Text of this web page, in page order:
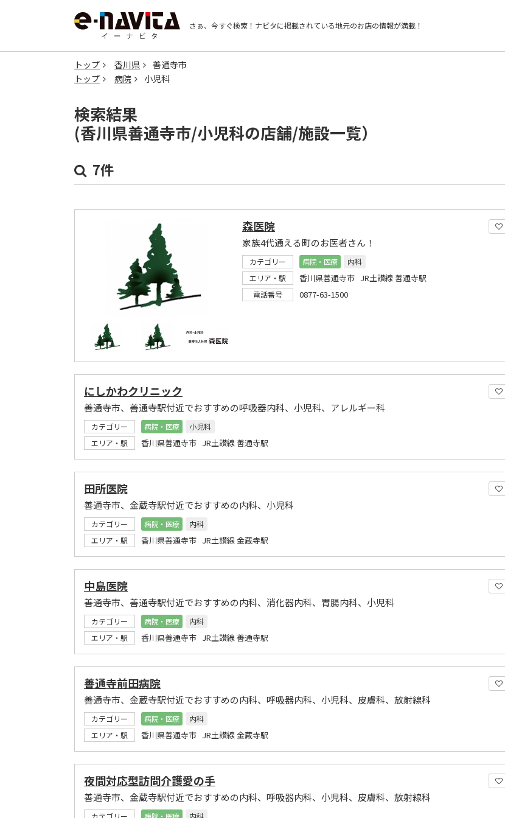
さぁ、今すぐ検索！ ナビタに掲載されている地元のお店の情報が満載！
トップ 香川県
善通寺市
トップ
病院 小児科
検索結果
(香川県善通寺市/小児科の店舗/施設一覧）
7件
森医院
家族4代通える町のお医者さん！
カテゴリー 病院・医療
内科
エリア・駅
香川県善通寺市 JR土讃線 善通寺駅
電話番号 0877-63-1500
にしかわクリニック
善通寺市、善通寺駅付近でおすすめの呼吸器内科、小児科、アレルギー科
カテゴリー 病院・医療
小児科
エリア・駅
香川県善通寺市 JR土讃線 善通寺駅
田所医院
善通寺市、金蔵寺駅付近でおすすめの内科、小児科
カテゴリー 病院・医療
内科
エリア・駅
香川県善通寺市 JR土讃線 金蔵寺駅
中島医院
善通寺市、善通寺駅付近でおすすめの内科、消化器内科、胃腸内科、小児科
カテゴリー 病院・医療
内科
エリア・駅
香川県善通寺市 JR土讃線 善通寺駅
善通寺前田病院
善通寺市、金蔵寺駅付近でおすすめの内科、呼吸器内科、小児科、皮膚科、放射線科
カテゴリー 病院・医療
内科
エリア・駅
香川県善通寺市 JR土讃線 金蔵寺駅
夜間対応型訪問介護愛の手
善通寺市、金蔵寺駅付近でおすすめの内科、呼吸器内科、小児科、皮膚科、放射線科
カテゴリー 病院・医療 内科